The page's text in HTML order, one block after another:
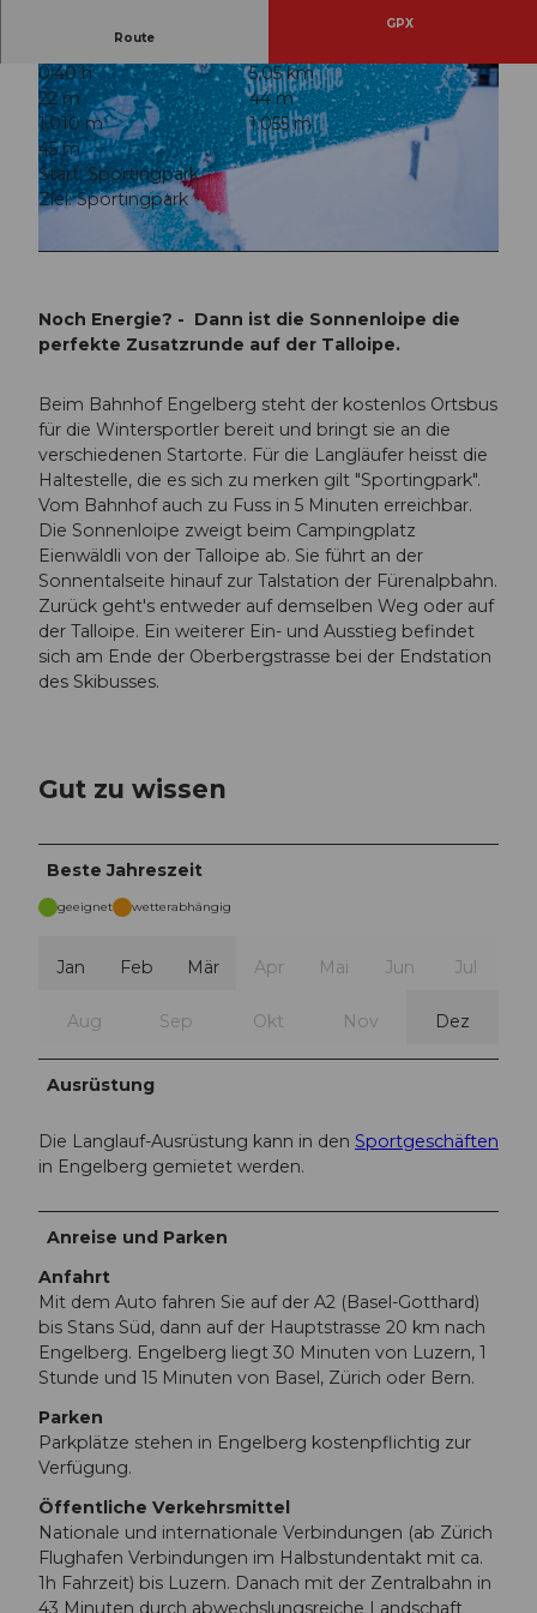
© Engelberg - Titlis Tourismus, Engelberg-Titlis Tourismus, © Oskar Enander
Route
GPX
0:40 h
5,05 km
22 m
44 m
1.010 m
1.055 m
45 m
Start: Sportingpark
Ziel: Sportingpark
Noch Energie? - Dann ist die Sonnenloipe die
perfekte Zusatzrunde auf der Talloipe.
Beim Bahnhof Engelberg steht der kostenlos Ortsbus
für die Wintersportler bereit und bringt sie an die
verschiedenen Startorte. Für die Langläufer heisst die
Haltestelle, die es sich zu merken gilt "Sportingpark".
Vom Bahnhof auch zu Fuss in 5 Minuten erreichbar.
Die Sonnenloipe zweigt beim Campingplatz
Eienwäldli von der Talloipe ab. Sie führt an der
Sonnentalseite hinauf zur Talstation der Fürenalpbahn.
Zurück geht's entweder auf demselben Weg oder auf
der Talloipe. Ein weiterer Ein- und Ausstieg befindet
sich am Ende der Oberbergstrasse bei der Endstation
des Skibusses.
Gut zu wissen
Beste Jahreszeit
geeignet wetterabhängig
Jan Feb Mär Apr Mai Jun Jul
Aug Sep Okt Nov Dez
Ausrüstung
Die Langlauf-Ausrüstung kann in den Sportgeschäften
in Engelberg gemietet werden.
Anreise und Parken
Anfahrt
Mit dem Auto fahren Sie auf der A2 (Basel-Gotthard)
bis Stans Süd, dann auf der Hauptstrasse 20 km nach
Engelberg. Engelberg liegt 30 Minuten von Luzern, 1
Stunde und 15 Minuten von Basel, Zürich oder Bern.
Parken
Parkplätze stehen in Engelberg kostenpflichtig zur
Verfügung.
Öffentliche Verkehrsmittel
Nationale und internationale Verbindungen (ab Zürich
Flughafen Verbindungen im Halbstundentakt mit ca.
1h Fahrzeit) bis Luzern. Danach mit der Zentralbahn in
43 Minuten durch abwechslungsreiche Landschaft